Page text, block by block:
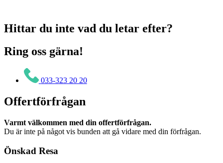
Hittar du inte vad du letar efter?
Ring oss gärna!
033-323 20 20
Offertförfrågan
Varmt välkommen med din offertförfrågan.
Du är inte på något vis bunden att gå vidare med din förfrågan.
Önskad Resa